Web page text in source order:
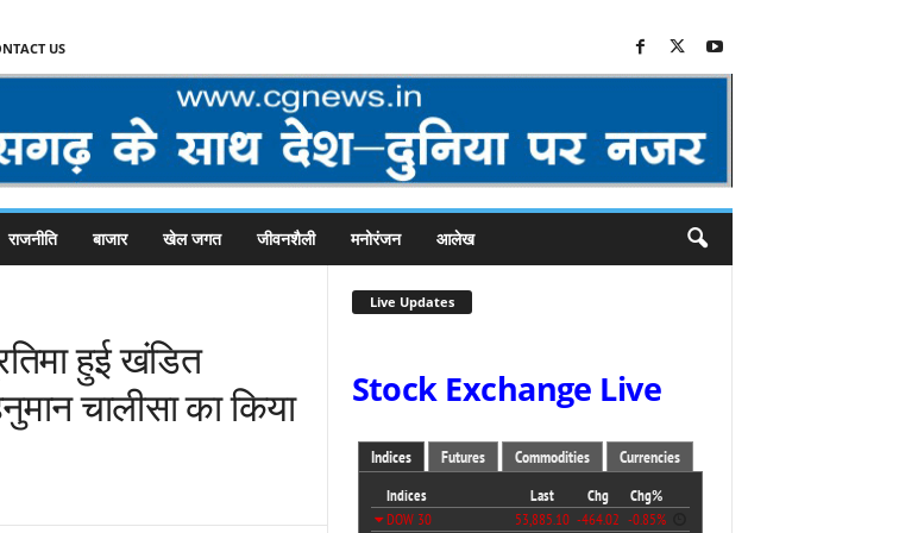
US
राजनीति बाजार खेल जगत जीवनशैली मनोरंजन आलेख
हुई खंडित
चालीसा का किया
Live Updates
Stock Exchange Live